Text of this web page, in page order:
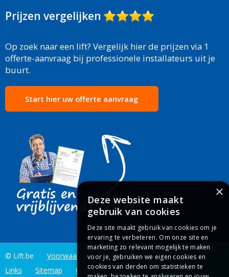
Prijzen vergelijken
Op zoek naar een lift? Vergelijk hier de prijzen via 1
offerte-aanvraag bij professionele installateurs uit je
buurt.
Start hier uw offerte aanvraag
© Lift.be Voorwaarden Cookiebeleid
Privacybeleid
Links
Sitemap Contact U verkoopt liften
×
Deze website maakt
gebruik van cookies
Deze site maakt gebruik van cookies om je
ervaring te verbeteren. Om onze site en
marketing zo relevant mogelijk te maken
voor je, gebruiken we eigen cookies en
cookies van derden om statistieken te